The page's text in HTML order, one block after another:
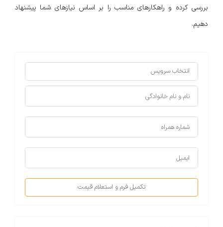
بررسی کرده و راهکارهای مناسب را بر اساس نیازهای شما پیشنهاد
دهیم.
تکمیل فرم و استعلام قیمت